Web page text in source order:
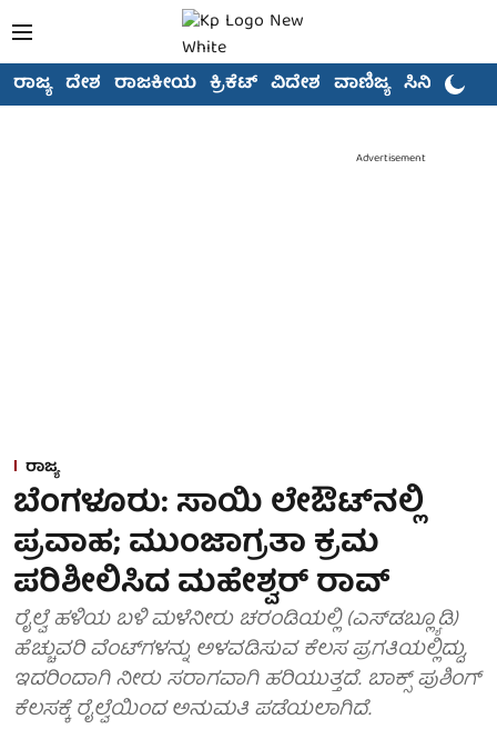
ರಾಜ್ಯ ದೇಶ ರಾಜಕೀಯ ಕ್ರಿಕೆಟ್ ವಿದೇಶ ವಾಣಿಜ್ಯ ಸಿನಿಮಾ
Advertisement
ರಾಜ್ಯ
ಬೆಂಗಳೂರು: ಸಾಯಿ ಲೇಔಟ್‌ನಲ್ಲಿ
ಪ್ರವಾಹ; ಮುಂಜಾಗ್ರತಾ ಕ್ರಮ
ಪರಿಶೀಲಿಸಿದ ಮಹೇಶ್ವರ್ ರಾವ್
ರೈಲ್ವೆ ಹಳಿಯ ಬಳಿ ಮಳೆನೀರು ಚರಂಡಿಯಲ್ಲಿ (ಎಸ್‌ಡಬ್ಲ್ಯೂಡಿ)
ಹೆಚ್ಚುವರಿ ವೆಂಟ್‌ಗಳನ್ನು ಅಳವಡಿಸುವ ಕೆಲಸ ಪ್ರಗತಿಯಲ್ಲಿದ್ದು,
ಇದರಿಂದಾಗಿ ನೀರು ಸರಾಗವಾಗಿ ಹರಿಯುತ್ತದೆ. ಬಾಕ್ಸ್ ಪುಶಿಂಗ್
ಕೆಲಸಕ್ಕೆ ರೈಲ್ವೆಯಿಂದ ಅನುಮತಿ ಪಡೆಯಲಾಗಿದೆ.